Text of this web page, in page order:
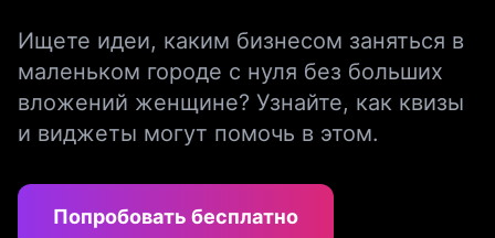
Ищете идеи, каким бизнесом заняться в
маленьком городе с нуля без больших
вложений женщине? Узнайте, как квизы
и виджеты могут помочь в этом.
Попробовать бесплатно